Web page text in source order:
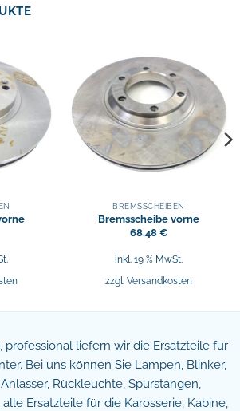
BREMSSCHEIBEN
Bremsscheibe vorne
68,48 €
inkl. 19 % MwSt.
zzgl. Versandkosten
professional liefern wir die Ersatzteile für
Bei uns können Sie Lampen, Blinker,
Rückleuchte, Spurstangen,
Ersatzteile für die Karosserie, Kabine,